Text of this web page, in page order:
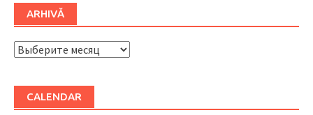
ARHIVĂ
ARHIVĂ
CALENDAR